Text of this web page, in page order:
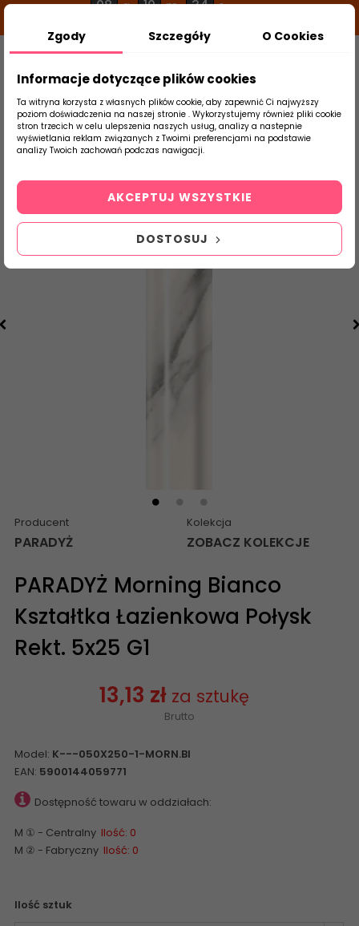
08 g 10 m 34 s
Szukaj
produktu
Strona Główna Płytki Łazienkowe
Producent
PARADYŻ
Kolekcja
ZOBACZ KOLEKCJE
PARADYŻ Morning Bianco
Kształtka Łazienkowa Połysk
Rekt. 5x25 G1
13,13 zł za sztukę
Brutto
Model: K---050X250-1-MORN.BI
EAN: 5900144059771
Dostępność towaru w oddziałach:
M ① - Centralny Ilość: 0
M ② - Fabryczny Ilość: 0
Ilość sztuk
Zgody Szczegóły O Cookies
Informacje dotyczące plików cookies
Ta witryna korzysta z własnych plików cookie, aby zapewnić Ci najwyższy
poziom doświadczenia na naszej stronie . Wykorzystujemy również pliki cookie
stron trzecich w celu ulepszenia naszych usług, analizy a nastepnie
wyświetlania reklam związanych z Twoimi preferencjami na podstawie
analizy Twoich zachowań podczas nawigacji.
DOSTOSUJ
AKCEPTUJ WSZYSTKIE